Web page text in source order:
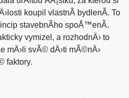
koupil vlastnÃ­ bydlenÃ­. To
stavebnÃ­ho spoÅ™enÃ­.
vymizel, a rozhodnÄ› to
mÄ›li svÃ© dÄ›ti mÃ©nÄ›
faktory.